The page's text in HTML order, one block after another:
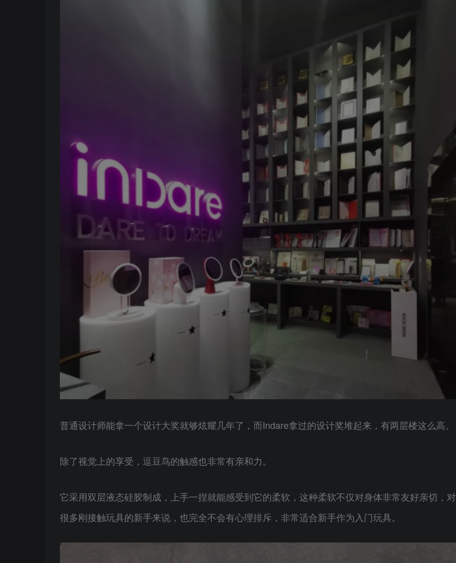
普通设计师能拿一个设计大奖就够炫耀几年了，而Indare拿过的设计奖堆起来，有两层楼这么高。
除了视觉上的享受，逗豆鸟的触感也非常有亲和力。
它采用双层液态硅胶制成，上手一捏就能感受到它的柔软，这种柔软不仅对身体非常友好亲切，对
很多刚接触玩具的新手来说，也完全不会有心理排斥，非常适合新手作为入门玩具。